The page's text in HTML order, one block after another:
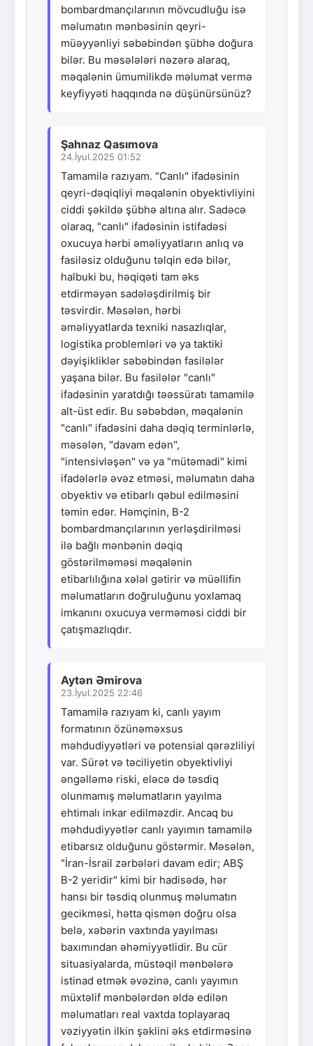
bombardmançılarının mövcudluğu isə
məlumatın mənbəsinin qeyri-
müəyyənliyi səbəbindən şübhə doğura
bilər. Bu məsələləri nəzərə alaraq,
məqalənin ümumilikdə məlumat vermə
keyfiyyəti haqqında nə düşünürsünüz?
Şahnaz Qasımova
24.İyul.2025 01:52
Tamamilə razıyam. "Canlı" ifadəsinin
qeyri-dəqiqliyi məqalənin obyektivliyini
ciddi şəkildə şübhə altına alır. Sadəcə
olaraq, "canlı" ifadəsinin istifadəsi
oxucuya hərbi əməliyyatların anlıq və
fasiləsiz olduğunu təlqin edə bilər,
halbuki bu, həqiqəti tam əks
etdirməyən sadələşdirilmiş bir
təsvirdir. Məsələn, hərbi
əməliyyatlarda texniki nasazlıqlar,
logistika problemləri və ya taktiki
dəyişikliklər səbəbindən fasilələr
yaşana bilər. Bu fasilələr "canlı"
ifadəsinin yaratdığı təəssüratı tamamilə
alt-üst edir. Bu səbəbdən, məqalənin
"canlı" ifadəsini daha dəqiq terminlərlə,
məsələn, "davam edən",
"intensivləşən" və ya "mütəmadi" kimi
ifadələrlə əvəz etməsi, məlumatın daha
obyektiv və etibarlı qəbul edilməsini
təmin edər. Həmçinin, B-2
bombardmançılarının yerləşdirilməsi
ilə bağlı mənbənin dəqiq
göstərilməməsi məqalənin
etibarlılığına xələl gətirir və müəllifin
məlumatların doğruluğunu yoxlamaq
imkanını oxucuya verməməsi ciddi bir
çatışmazlıqdır.
Aytən Əmirova
23.İyul.2025 22:46
Tamamilə razıyam ki, canlı yayım
formatının özünəməxsus
məhdudiyyətləri və potensial qərəzliliyi
var. Sürət və təciliyetin obyektivliyi
əngəlləmə riski, eləcə də təsdiq
olunmamış məlumatların yayılma
ehtimalı inkar edilməzdir. Ancaq bu
məhdudiyyətlər canlı yayımın tamamilə
etibarsız olduğunu göstərmir. Məsələn,
"İran-İsrail zərbələri davam edir; ABŞ
B-2 yeridir" kimi bir hadisədə, hər
hansı bir təsdiq olunmuş məlumatın
gecikməsi, hətta qismən doğru olsa
belə, xəbərin vaxtında yayılması
baxımından əhəmiyyətlidir. Bu cür
situasiyalarda, müstəqil mənbələrə
istinad etmək əvəzinə, canlı yayımın
müxtəlif mənbələrdən əldə edilən
məlumatları real vaxtda toplayaraq
vəziyyətin ilkin şəklini əks etdirməsinə